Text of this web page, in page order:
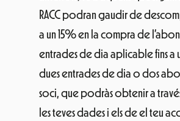
RACC podran gaudir de
a un 15% en la compra de
entrades de dia aplicable fins a
dues entrades de dia o dos
soci, que podràs obtenir a
les teves dades i els de el teu